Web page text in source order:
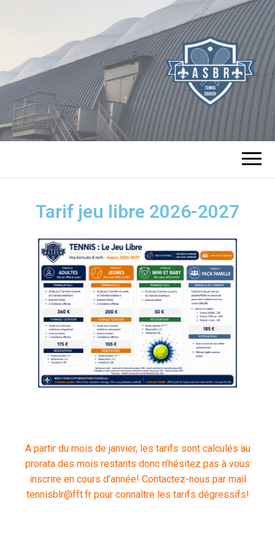
TENNIS SQUASH
DE BOURG LA
REINE
Tarif jeu libre 2026-2027
A partir du mois de janvier, les tarifs sont calculés au
prorata des mois restants donc n’hésitez pas à vous
inscrire en cours d’année! Contactez-nous par mail
tennisblr@fft.fr pour connaître les tarifs dégressifs!